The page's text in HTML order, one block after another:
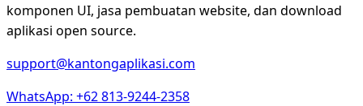
komponen UI, jasa pembuatan website, dan download
aplikasi open source.
support@kantongaplikasi.com
WhatsApp: +62 813-9244-2358